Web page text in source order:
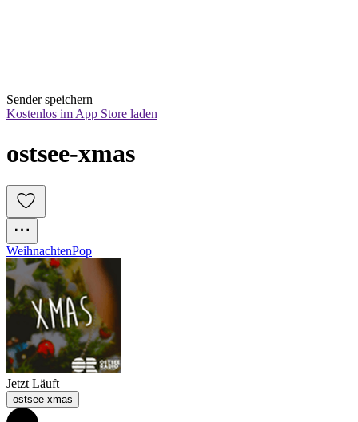
Sender speichern
Kostenlos im App Store laden
ostsee-xmas
WeihnachtenPop
Jetzt Läuft
ostsee-xmas